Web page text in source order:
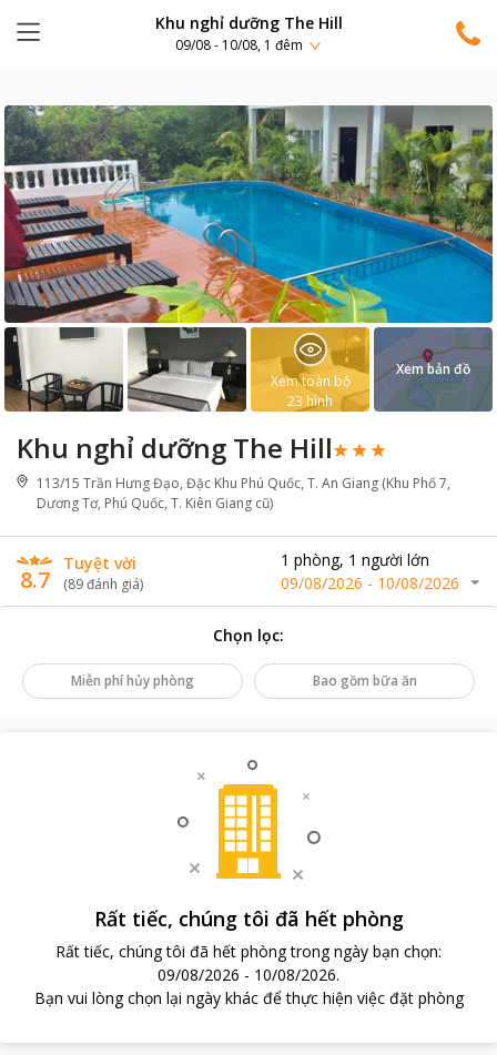
Khu nghỉ dưỡng The Hill
09/08 - 10/08, 1 đêm
Khu nghỉ dưỡng The Hill
113/15 Trần Hưng Đạo, Đặc Khu Phú Quốc, T. An Giang (Khu Phố 7,
Dương Tơ, Phú Quốc, T. Kiên Giang cũ)
8.7
Tuyệt vời
(89đánh giá)
1 phòng, 1 người lớn
09/08/2026 - 10/08/2026
Xem toàn bộ
23 hình
Xem bản đồ
Chọn lọc:
Miễn phí hủy phòng Bao gồm bữa ăn
Rất tiếc, chúng tôi đã hết phòng
Rất tiếc, chúng tôi đã hết phòng trong ngày bạn chọn:
09/08/2026 - 10/08/2026.
Bạn vui lòng chọn lại ngày khác để thực hiện việc đặt phòng